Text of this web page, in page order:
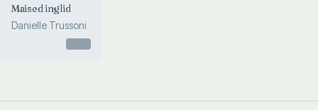
Maised inglid
Danielle Trussoni